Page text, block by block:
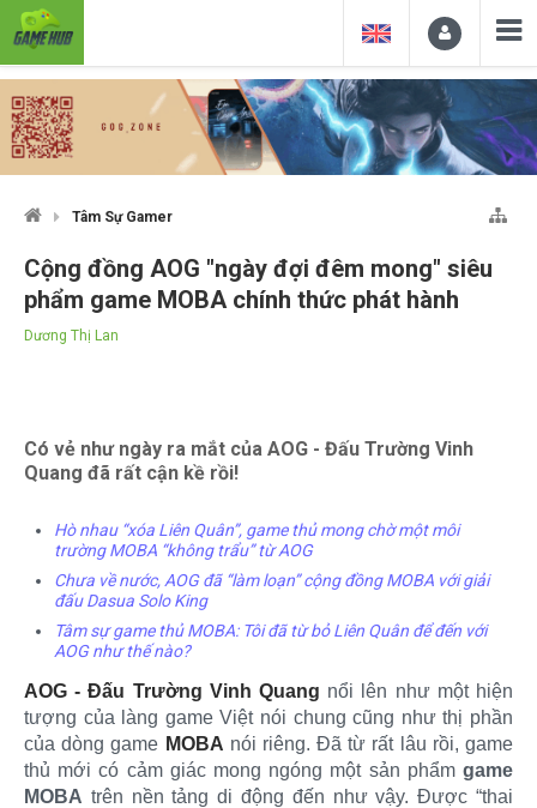
Tâm Sự Gamer
Cộng đồng AOG "ngày đợi đêm mong" siêu
phẩm game MOBA chính thức phát hành
Dương Thị Lan
Có vẻ như ngày ra mắt của AOG - Đấu Trường Vinh
Quang đã rất cận kề rồi!
Hò nhau “xóa Liên Quân”, game thủ mong chờ một môi
trường MOBA “không trẩu” từ AOG
Chưa về nước, AOG đã “làm loạn” cộng đồng MOBA với giải
đấu Dasua Solo King
Tâm sự game thủ MOBA: Tôi đã từ bỏ Liên Quân để đến với
AOG như thế nào?
AOG - Đấu Trường Vinh Quang nổi lên như một hiện
tượng của làng game Việt nói chung cũng như thị phần
của dòng game MOBA nói riêng. Đã từ rất lâu rồi, game
thủ mới có cảm giác mong ngóng một sản phẩm game
MOBA trên nền tảng di động đến như vậy. Được “thai